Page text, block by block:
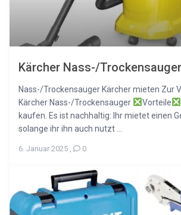
Kärcher Nass-/Trockensauger
Nass-/Trockensauger Kärcher mieten Zur
Kärcher Nass-/Trockensauger
Vorteile
kaufen. Es ist nachhaltig: Ihr mietet einen
solange ihr ihn auch nutzt ...
6. Januar 2025 , 0